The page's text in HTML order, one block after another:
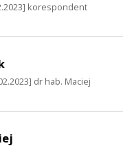
korespondent
dr hab. Maciej